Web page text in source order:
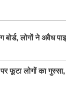
बोर्ड, लोगों ने अवैध
फूटा लोगों का